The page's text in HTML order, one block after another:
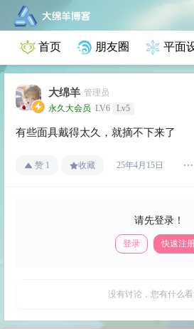
首页 朋友圈 平面
大绵羊 管理员
永久大会员 LV6 Lv5
有些面具戴得太久，就摘不下来了
赞 1 收藏 25年4月15日
请先登录！
登录 快速注
没有讨论，您有什么看